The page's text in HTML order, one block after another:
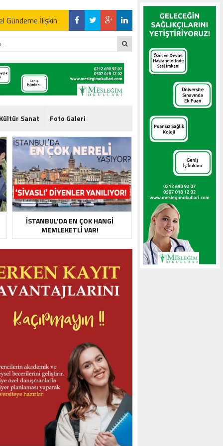
Gündeme İlişkin
İlişkin
İlişkin
Kültür Sanat Foto Galeri
İSTANBUL’DA EN ÇOK HANGI
MEMLEKETLI VAR!